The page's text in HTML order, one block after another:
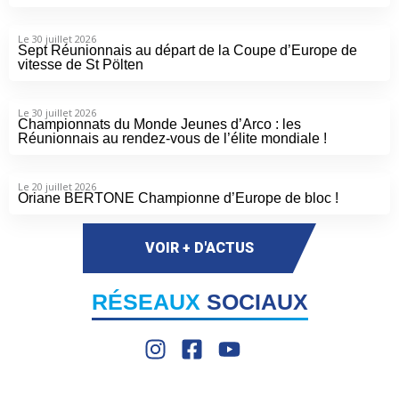
Le 30 juillet 2026
Sept Réunionnais au départ de la Coupe d’Europe de
vitesse de St Pölten
Le 30 juillet 2026
Championnats du Monde Jeunes d’Arco : les
Réunionnais au rendez-vous de l’élite mondiale !
Le 20 juillet 2026
Oriane BERTONE Championne d’Europe de bloc !
VOIR + D'ACTUS
RÉSEAUX SOCIAUX